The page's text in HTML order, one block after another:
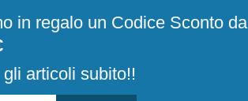
in regalo un Codice Sconto da
articoli subito!!